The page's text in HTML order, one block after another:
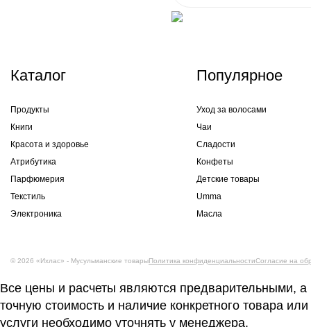
Каталог
Продукты
Книги
Красота и здоровье
Атрибутика
Парфюмерия
Текстиль
Электроника
Популярное
Уход за волосами
Чаи
Сладости
Конфеты
Детские товары
Umma
Масла
© 2026 «Ихлас» - Мусульманские товарыПолитика конфиденциальностиСогласие на
Все цены и расчеты являются предварительными, а
точную стоимость и наличие конкретного товара или
услуги необходимо уточнять у менеджера.